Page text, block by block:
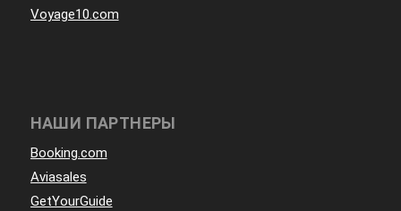
Voyage10.com
НАШИ ПАРТНЕРЫ
Booking.com
Aviasales
GetYourGuide